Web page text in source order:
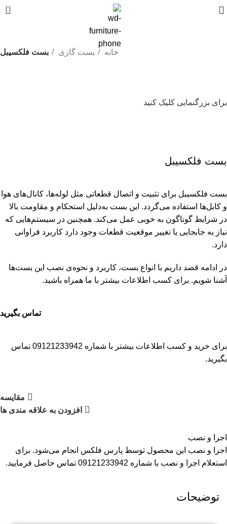
0
خانه بست گازی بست فلکسیبل
برای بزرگنمایی کلیک کنید
بست فلکسیبل
بست فلکسیبل برای تثبیت و اتصال قطعاتی مثل لوله‌ها، کانال‌های هوا
و کابل‌ها استفاده می‌گردد. این بست به‌دلیل استحکام و مقاومت بالا
در شرایط گوناگون به خوبی عمل می‌کند. همچنین در سیستم‌هایی که
نیاز به جابجایی یا تغییر موقعیت قطعات وجود دارد کاربرد فراوانی
دارد.
در ادامه قصد داریم با انواع بست، کاربرد و نحوه‌ی نصب این بست‌ها
آشنا شویم. برای کسب اطلاعات بیشتر با ما همراه باشید.
تماس بگیرید
برای خرید و کسب اطلاعات بیشتر با شماره 09121233942 تماس
بگیرید.
مقایسه
افزودن به علاقه مندی ها
اجرا و نصب
اجرا و نصب این محصول توسط پارس فلکس انجام می‌شود. برای
استعلام اجرا و نصب با شماره 09121233942 تماس حاصل فرمایید.
توضیحات